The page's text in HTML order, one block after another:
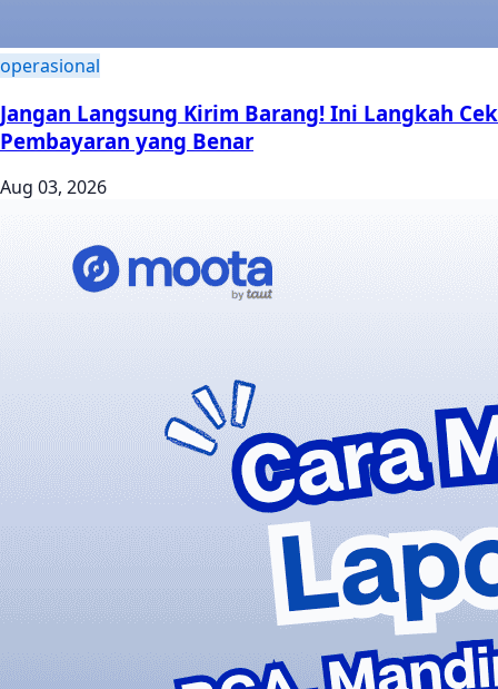
operasional
Jangan Langsung Kirim Barang! Ini Langkah Cek
Pembayaran yang Benar
Aug 03, 2026